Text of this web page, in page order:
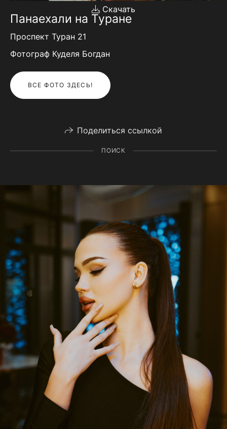
Скачать
Панаехали на Туране
Проспект Туран 21
Фотограф Куделя Богдан
ВСЕ ФОТО ЗДЕСЬ!
Поделиться ссылкой
ПОИСК